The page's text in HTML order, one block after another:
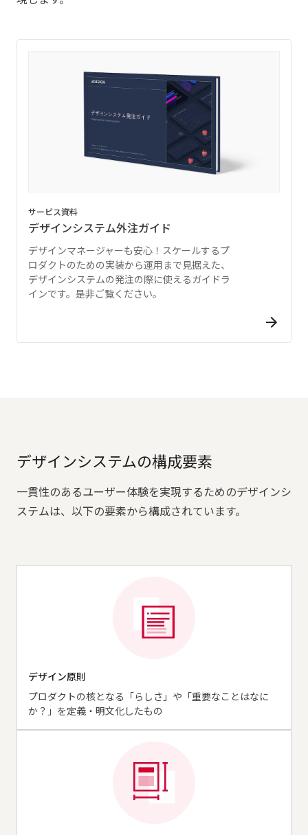
サービス資料
デザインシステム外注ガイド
デザインマネージャーも安心！スケールするプ
ロダクトのための実装から運用まで見据えた、
デザインシステムの発注の際に使えるガイドラ
インです。是非ご覧ください。
デザインシステムの構成要素
一貫性のあるユーザー体験を実現するためのデザインシ
ステムは、以下の要素から構成されています。
デザイン原則
プロダクトの核となる「らしさ」や「重要なことはなに
か？」を定義・明文化したもの